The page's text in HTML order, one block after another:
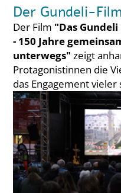
Der Gundeli-
Der Film "Das
- 150 Jahre
unterwegs" zeigt
Protagonistinnen die
das Engagement